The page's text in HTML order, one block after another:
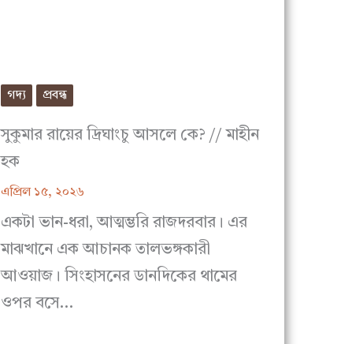
গদ্য প্রবন্ধ
সুকুমার রায়ের দ্রিঘাংচু আসলে কে? // মাহীন
হক
এপ্রিল ১৫, ২০২৬
একটা ভান-ধরা, আত্মম্ভরি রাজদরবার। এর
মাঝখানে এক আচানক তালভঙ্গকারী
আওয়াজ। সিংহাসনের ডানদিকের থামের
ওপর বসে…